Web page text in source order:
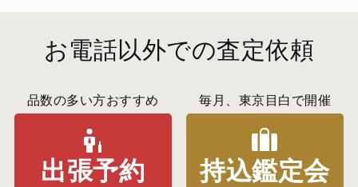
お電話以外での査定依頼
品数の多い方おすすめ
出張予約
毎月、東京目白で開催
持込鑑定会